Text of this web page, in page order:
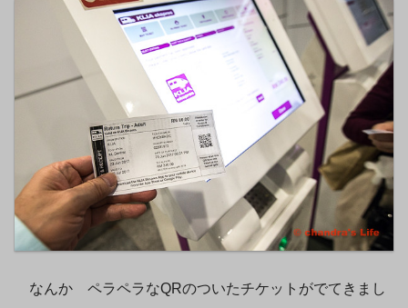
なんか ペラペラなQRのついたチケットがでてきまし